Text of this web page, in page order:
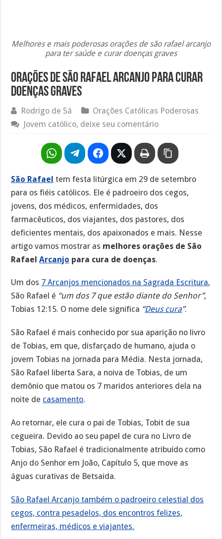
Melhores e mais poderosas orações de são rafael arcanjo
para ter saúde e curar doenças graves
Orações de São Rafael Arcanjo para curar
doenças graves
Rodrigo de Sá
Orações Católicas Poderosas
Jovem católico, deixe seu comentário
São Rafael tem festa litúrgica em 29 de setembro
para os fiéis católicos. Ele é padroeiro dos cegos,
jovens, dos médicos, enfermidades, dos
farmacêuticos, dos viajantes, dos pastores, dos
deficientes mentais, dos apaixonados e mais. Nesse
artigo vamos mostrar as melhores orações de São
RafaelArcanjo para cura de doenças.
Um dos 7 Arcanjos mencionados na Sagrada Escritura,
São Rafael é “um dos 7 que estão diante do Senhor”,
Tobias 12:15. O nome dele significa “Deus cura”.
São Rafael é mais conhecido por sua aparição no livro
de Tobias, em que, disfarçado de humano, ajuda o
jovem Tobias na jornada para Média. Nesta jornada,
São Rafael liberta Sara, a noiva de Tobias, de um
demônio que matou os 7 maridos anteriores dela na
noite de casamento.
Ao retornar, ele cura o pai de Tobias, Tobit de sua
cegueira. Devido ao seu papel de cura no Livro de
Tobias, São Rafael é tradicionalmente atribuído como
Anjo do Senhor em João, Capítulo 5, que move as
águas curativas de Betsaida.
São Rafael Arcanjo também o padroeiro celestial dos
cegos, contra pesadelos, dos encontros felizes,
enfermeiras, médicos e viajantes.